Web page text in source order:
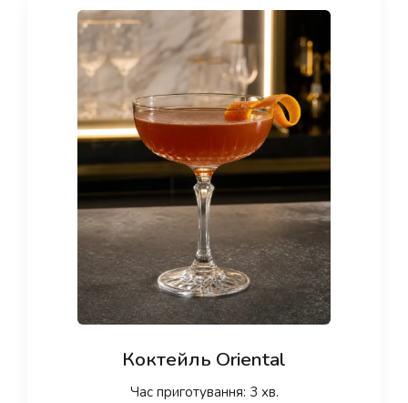
Коктейль Oriental
Час приготування: 3 хв.